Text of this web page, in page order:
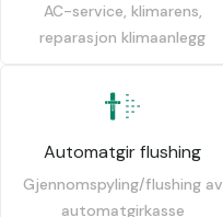
AC-service, klimarens,
reparasjon klimaanlegg
Automatgir flushing
Gjennomspyling/flushing av
automatgirkasse